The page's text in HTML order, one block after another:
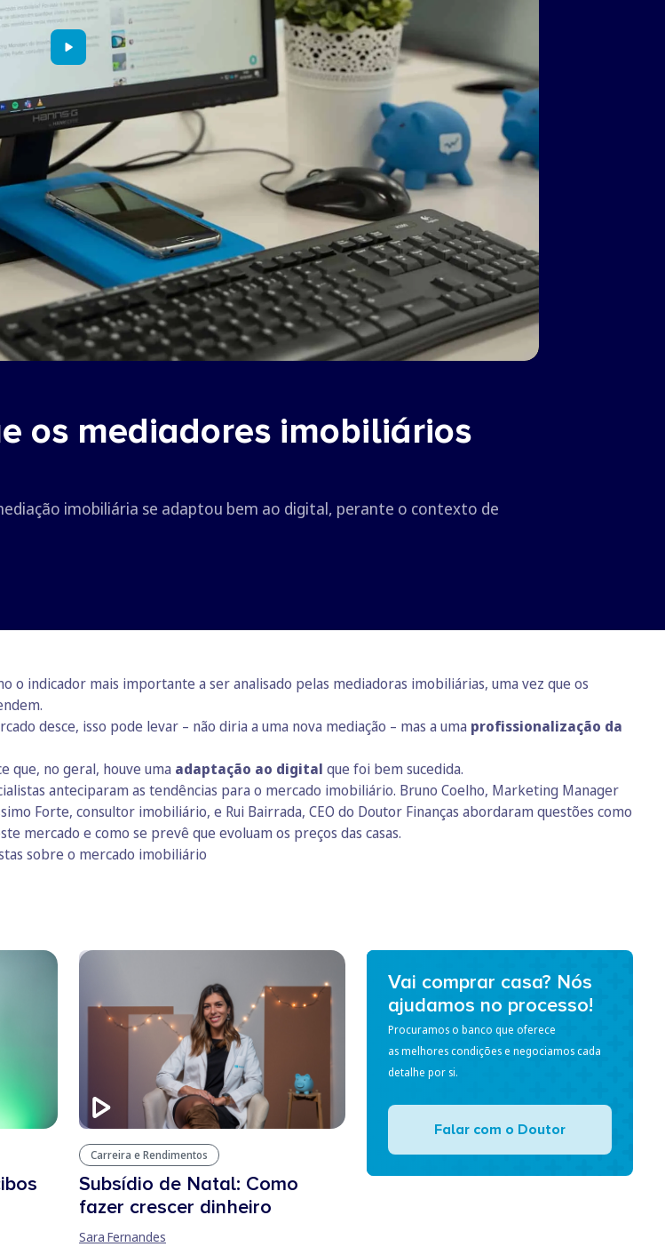
os mediadores imobiliários
imobiliária se adaptou bem ao digital, perante o contexto de
o indicador mais importante a ser analisado pelas mediadoras imobiliárias, uma vez que os
desce, isso pode levar – não diria a uma nova mediação – mas a uma profissionalização da
que, no geral, houve uma adaptação ao digital que foi bem sucedida.
anteciparam as tendências para o mercado imobiliário. Bruno Coelho, Marketing Manager
Forte, consultor imobiliário, e Rui Bairrada, CEO do Doutor Finanças abordaram questões como
mercado e como se prevê que evoluam os preços das casas.​
sobre o mercado imobiliário
Carreira e Rendimentos
Subsídio de Natal: Como
fazer crescer dinheiro
Sara Fernandes
Vai comprar casa? Nós
ajudamos no processo!
Procuramos o banco que oferece
as melhores condições e negociamos cada
detalhe por si.
Falar com o Doutor